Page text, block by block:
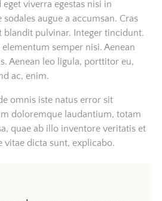
viverra egestas nisi in
sodales augue a accumsan. Cras
blandit pulvinar. Integer tincidunt.
semper nisi. Aenean
Aenean leo ligula, porttitor eu,
ac, enim.
omnis iste natus error sit
doloremque laudantium, totam
quae ab illo inventore veritatis et
vitae dicta sunt, explicabo.